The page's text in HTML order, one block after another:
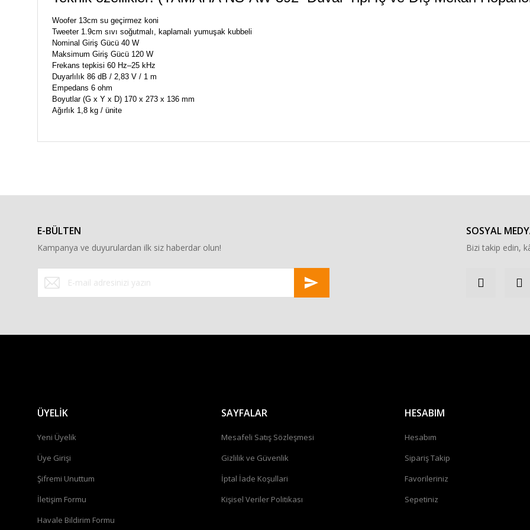
Woofer 13cm su geçirmez koni
Tweeter 1.9cm sıvı soğutmalı, kaplamalı yumuşak kubbeli
Nominal Giriş Gücü 40 W
Maksimum Giriş Gücü 120 W
Frekans tepkisi 60 Hz–25 kHz
Duyarlılık 86 dB / 2,83 V / 1 m
Empedans 6 ohm
Boyutlar (G x Y x D) 170 x 273 x 136 mm
Ağırlık 1,8 kg / ünite
Ürün bilgilerinde hatalar bulunuyor.
Ürün fiyatı diğer sitelerden daha pahalı.
Bu ürüne benzer farklı alternatifler olmalı.
E-BÜLTEN
Kampanya ve duyurulardan ilk siz haberdar olun!
SOSYAL
Bizi takip edin,
ÜYELİK
Yeni Üyelik
Üye Girişi
Şifremi Unuttum
İletişim Formu
Havale Bildirim Formu
SAYFALAR
Mesafeli Satış Sözleşmesi
Gizlilik ve Güvenlik
İptal İade Koşullari
Kişisel Veriler Politikası
HESABIM
Hesabım
Sipariş Takip
Favorileriniz
Sepetiniz